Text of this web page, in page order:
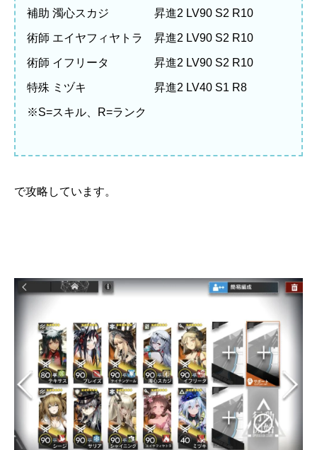
補助 濁心スカジ 昇進2 LV90 S2 R10
術師 エイヤフィヤトラ 昇進2 LV90 S2 R10
術師 イフリータ 昇進2 LV90 S2 R10
特殊 ミヅキ 昇進2 LV40 S1 R8
※S=スキル、R=ランク
で攻略しています。